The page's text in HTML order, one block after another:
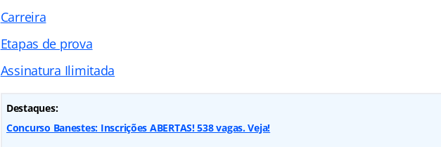
Carreira
Etapas de prova
Assinatura Ilimitada
Destaques:
Concurso Banestes: Inscrições ABERTAS! 538 vagas. Veja!